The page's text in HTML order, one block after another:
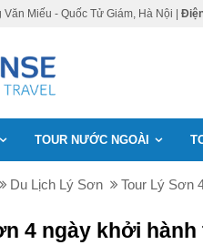
Miếu - Quốc Tử Giám, Hà Nội |
TOUR NƯỚC NGOÀI
Du Lịch Lý Sơn Tour Lý Sơn
4 ngày khởi